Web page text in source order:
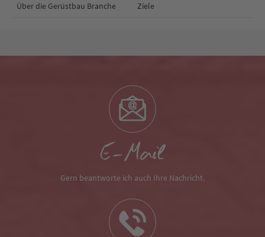
Über die Gerüstbau Branche Ziele
E-Mail
Gern beantworte ich auch Ihre Nachricht.